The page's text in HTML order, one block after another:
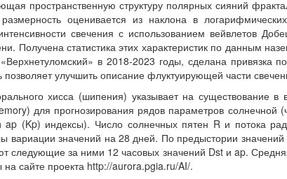
пространственную структуру полярных сияний
оценивается из наклона в
свечения с использованием вейвлетов
Получена статистика этих характеристик по данным
в 2018-2023 годы, сделана привязка
улучшить описание флуктуирующей части
хисса (шипения) указывает на существование
для прогнозирования рядов параметров
ap (Kp) индексы). Число солнечных пятен R и потока
вариации значений на 28 дней. По предыстории
следующие за ними 12 часовых значений Dst и ap.
сайте проекта http://aurora.pgia.ru/AI/.